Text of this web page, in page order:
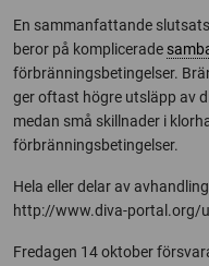
En sammanfattande
beror på komplicerade
förbränningsbetingelser.
ger oftast högre utsläpp av
medan små skillnader i
förbränningsbetingelser.
Hela eller delar av
http://www.diva-portal.org/
Fredagen 14 oktober